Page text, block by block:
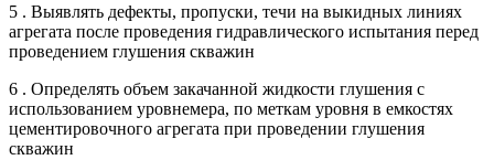
5 . Выявлять дефекты, пропуски, течи на выкидных линиях
агрегата после проведения гидравлического испытания перед
проведением глушения скважин
6 . Определять объем закачанной жидкости глушения с
использованием уровнемера, по меткам уровня в емкостях
цементировочного агрегата при проведении глушения
скважин